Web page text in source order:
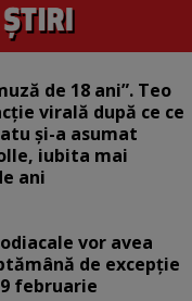
de 18 ani”. Teo
virală după ce ce
și-a asumat
iubita mai
ani
vor avea
de excepție
februarie